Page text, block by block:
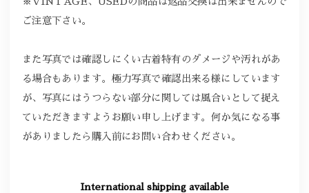
ご注意下さい。
また写真では確認しにくい古着特有のダメージや汚れがあ
る場合もあります。極力写真で確認出来る様にしています
が、写真にはうつらない部分に関しては風合いとして捉え
ていただきますようお願い申し上げます。何か気になる事
がありましたら購入前にお問い合わせください。
International shipping available